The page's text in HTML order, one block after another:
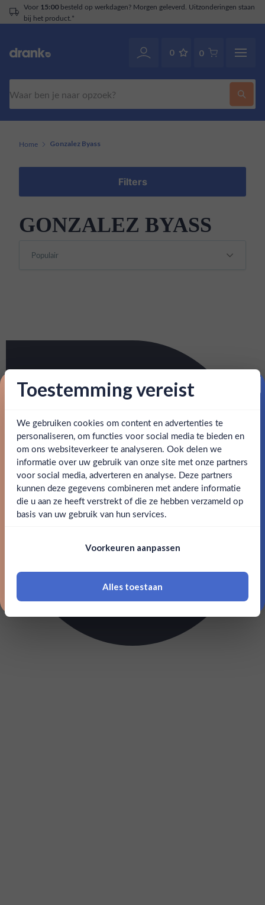
op werkdagen? Morgen geleverd. Uitzonderingen staan
0 0
Ben jij 18 jaar of ouder?
Ja Nee
18 jaar of ouder zijn
Home Gonzalez Byass
Filters
GONZALEZ BYASS
Toestemming vereist
We gebruiken cookies om content en advertenties te
personaliseren, om functies voor social media te bieden en
om ons websiteverkeer te analyseren. Ook delen we
informatie over uw gebruik van onze site met onze partners
voor social media, adverteren en analyse. Deze partners
kunnen deze gegevens combineren met andere informatie
die u aan ze heeft verstrekt of die ze hebben verzameld op
basis van uw gebruik van hun services.
Voorkeuren aanpassen
Alles toestaan
Proost op je eerste korting!
Schrijf je in en ontvang direct 5% korting op je eerste
bestelling.
Email
Claim mijn korting